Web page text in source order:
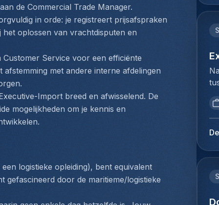
de Commercial Trade Manager.
in orde: je registreert prijsafspraken
oplossen van vrachtdisputen en
Service voor een efficiënte
met andere interne afdelingen
Import breed en afwisselend. De
mogelijkheden om je kennis en
logistieke opleiding), bent equivalent
door de maritieme/logistieke